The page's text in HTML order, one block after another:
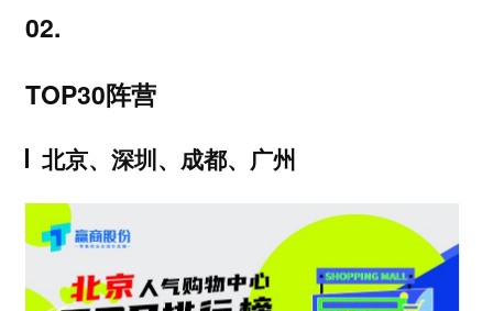
02.
TOP30阵营
北京、深圳、成都、广州